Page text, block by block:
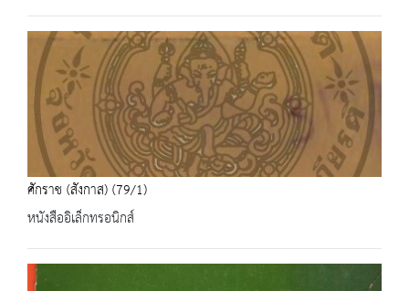
ศักราช (สังกาส) (79/1)
หนังสืออิเล็กทรอนิกส์